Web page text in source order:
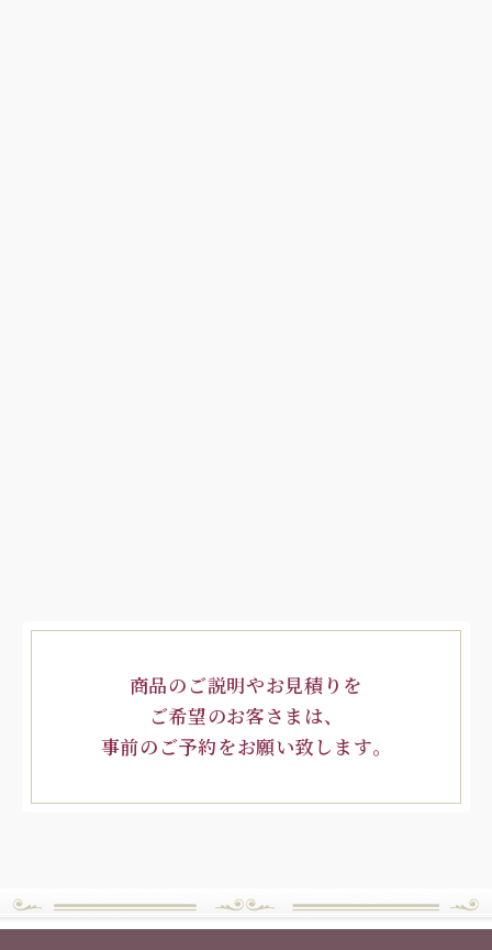
商品のご説明やお見積りを
ご希望のお客さまは、
事前のご予約をお願い致します。